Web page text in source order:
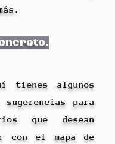
tienes algunos
sugerencias para
que desean
con el mapa de